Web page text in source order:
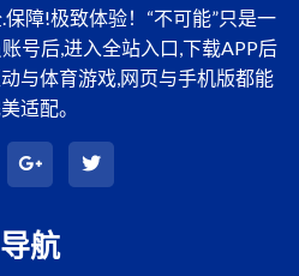
障!极致体验！“不可能”只是一
号后,进入全站入口,下载APP后
与体育游戏,网页与手机版都能
适配。
导航